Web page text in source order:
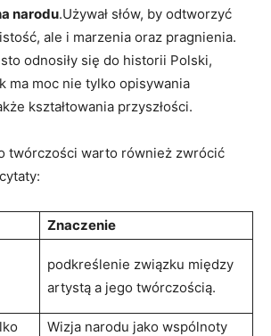
narodu.Używał słów, by odtworzyć
ale i marzenia oraz pragnienia.
odnosiły się do historii Polski,
ma moc nie tylko opisywania
kształtowania przyszłości.
twórczości warto również zwrócić
Znaczenie
podkreślenie związku między
artystą a jego twórczością.
Wizja⁤ narodu jako wspólnoty